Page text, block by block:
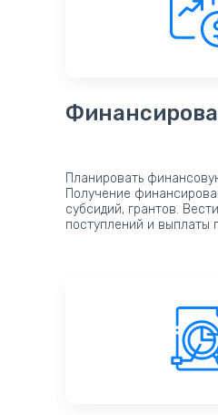
Планировать
Получение
субсидий, грантов.
поступлений и выплаты